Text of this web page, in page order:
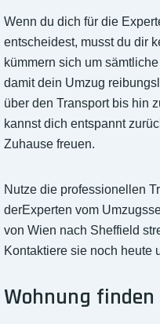
Wenn du dich für die
entscheidest, musst du dir
kümmern sich um
damit dein Umzug
über den Transport bis hin
kannst dich entspannt
Zuhause freuen.
Nutze die professionellen
derExperten vom
von Wien nach Sheffield
Kontaktiere sie noch heute
Wohnung